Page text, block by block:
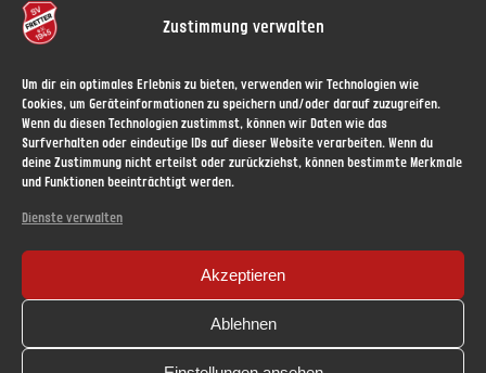
Zustimmung verwalten
Um dir ein optimales Erlebnis zu bieten, verwenden wir Technologien wie
Cookies, um Geräteinformationen zu speichern und/oder darauf zuzugreifen.
Wenn du diesen Technologien zustimmst, können wir Daten wie das
Surfverhalten oder eindeutige IDs auf dieser Website verarbeiten. Wenn du
deine Zustimmung nicht erteilst oder zurückziehst, können bestimmte Merkmale
und Funktionen beeinträchtigt werden.
Dienste verwalten
Akzeptieren
Ablehnen
ÜBER UNS
News
Vorstand
Mitgliedschaft
RECHTLICHES
Impressum
Haftungsausschluss (Disclaimer)
Cookie-Richtlinie (EU)